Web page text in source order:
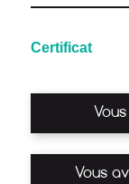
Certificat
Vous